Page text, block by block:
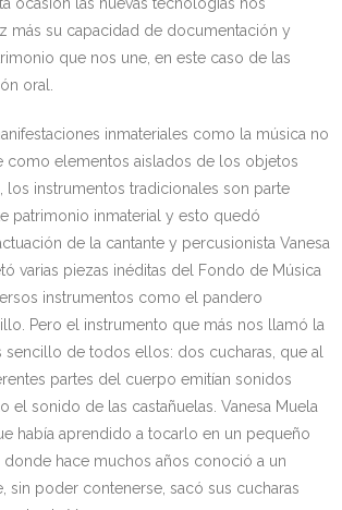
más su capacidad de documentación y
que nos une, en este caso de las
oral.
inmateriales como la música no
como elementos aislados de los objetos
los instrumentos tradicionales son parte
patrimonio inmaterial y esto quedó
de la cantante y percusionista Vanesa
varias piezas inéditas del Fondo de Música
instrumentos como el pandero
Pero el instrumento que más nos llamó la
sencillo de todos ellos: dos cucharas, que al
partes del cuerpo emitían sonidos
el sonido de las castañuelas. Vanesa Muela
había aprendido a tocarlo en un pequeño
hace muchos años conoció a un
sin poder contenerse, sacó sus cucharas